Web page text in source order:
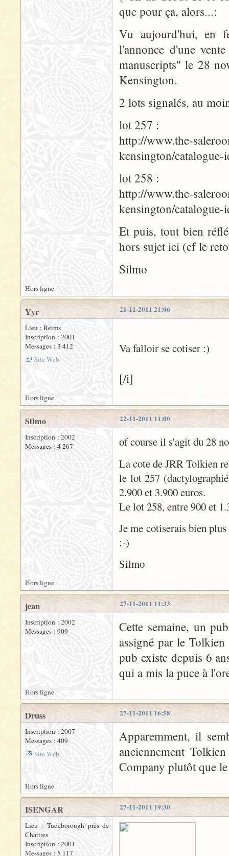
que pour ça, alors...:
Vu aujourd'hui, en
l'annonce d'une
manuscripts" le 28
Kensington.
2 lots signalés, au
lot 257 :
http://www.the-
kensington/
lot 258 :
http://www.the-
kensington/
Et puis, tout bien
hors sujet ici (cf le
Silmo
Hors ligne
21-11-2011 21:06
Yyr
Lieu : Reims
Inscription : 2001
Messages : 3 412
Site Web
Va falloir se cotiser :)
[/i]
Hors ligne
22-11-2011 11:00
Silmo
Inscription : 2002
Messages : 4 267
of course il s'agit du 28
La cote de JRR Tolkien
le lot 257
2.900 et 3.900 euros.
Le lot 258, entre 900 et
Je me cotiserais bien
:-)
Silmo
Hors ligne
27-11-2011 11:33
jean
Inscription : 2002
Messages : 909
Cette semaine, un
assigné par le
pub existe depuis 6
qui a mis la puce à
Hors ligne
27-11-2011 16:58
Druss
Inscription : 2007
Messages : 409
Site Web
Apparemment, il
anciennement
Company plutôt que
Hors ligne
27-11-2011 19:30
ISENGAR
Lieu : Tuckborough près de
Chartres
Inscription : 2001
Messages : 5 117